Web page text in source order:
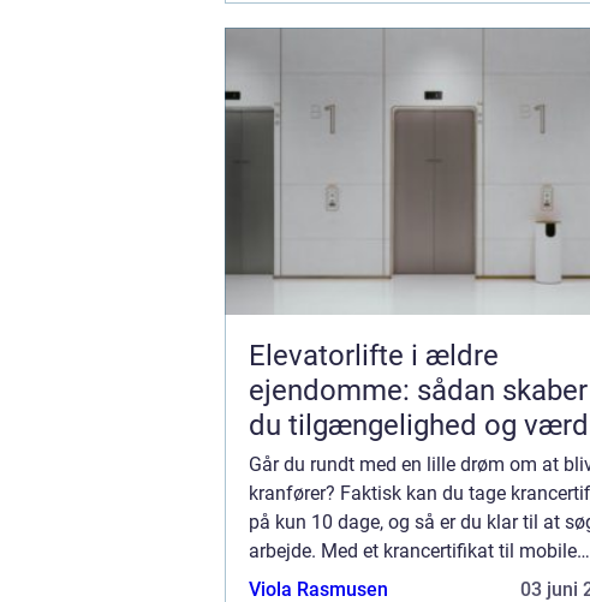
Elevatorlifte i ældre
ejendomme: sådan skaber
du tilgængelighed og
Går du rundt med en lille drøm om at
kranfører? Faktisk kan du tage
på kun 10 dage, og så er du klar til at
arbejde. Med et krancertifikat til mobile
kraner over 8-30 tonsmeter med inte...
Viola Rasmusen 03 juni